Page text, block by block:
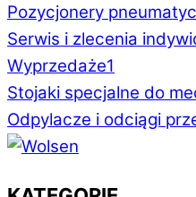
Pozycjonery
Serwis i zlecenia
Wyprzedaże1
Stojaki specjalne do
Odpylacze i odciągi